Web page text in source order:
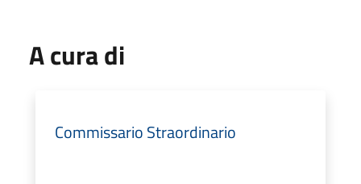
A cura di
Commissario Straordinario